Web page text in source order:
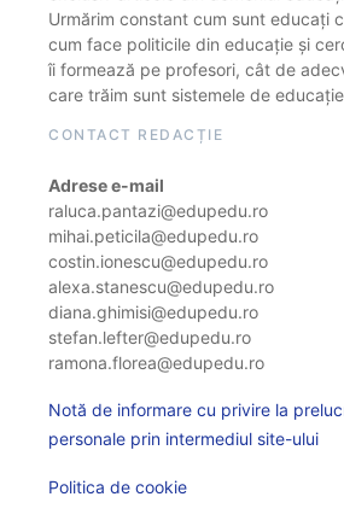
Urmărim constant cum sunt educați
cum face politicile din educație și
îi formează pe profesori, cât de
care trăim sunt sistemele de
CONTACT REDACȚIE
Adrese e-mail
raluca.pantazi@edupedu.ro
mihai.peticila@edupedu.ro
costin.ionescu@edupedu.ro
alexa.stanescu@edupedu.ro
diana.ghimisi@edupedu.ro
stefan.lefter@edupedu.ro
ramona.florea@edupedu.ro
Notă de informare cu privire la
personale prin intermediul site-ului
Politica de cookie